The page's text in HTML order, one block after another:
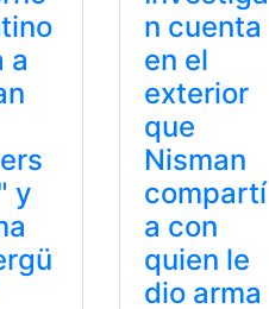
a
y
n cuenta
en el
exterior
que
Nisman
compartí
a con
quien le
dio arma